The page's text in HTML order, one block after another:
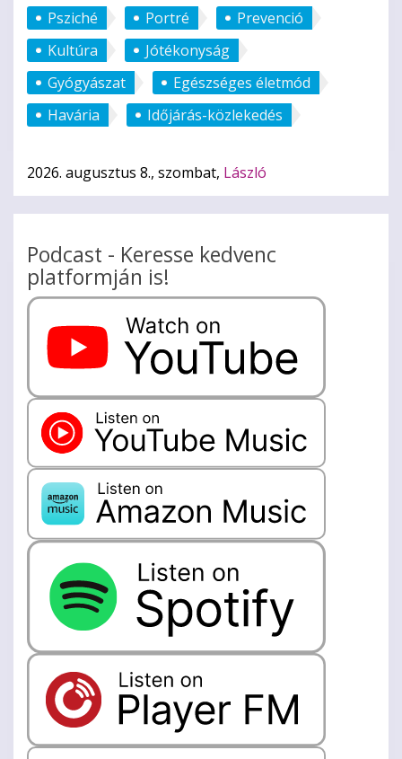
Psziché Portré
Prevenció
Kultúra
Jótékonyság
Gyógyászat
Egészséges életmód
Havária
Időjárás-közlekedés
2026. augusztus 8., szombat, László
Podcast - Keresse kedvenc
platformján is!